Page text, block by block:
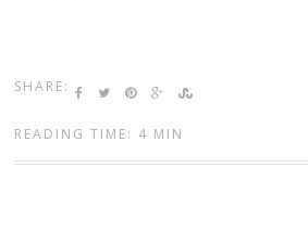
SHARE:
READING TIME: 4 MIN